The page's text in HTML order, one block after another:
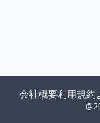
会社概要利用規約